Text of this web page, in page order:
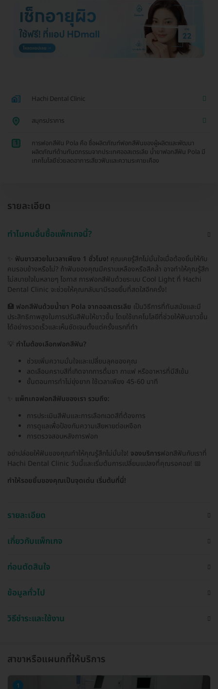
Hachi Dental Clinic
สมุทรปราการ
1
การฟอกสีฟัน Pola คือ ชื่อผลิตภัณฑ์ฟอกสีฟันของผู้ผลิตและพัฒนา
ผลิตภัณฑ์ด้านทันตกรรมจากประเทศออสเตรเลีย น้ำยาฟอกสีฟัน Pola มี
เทคโนโลยีช่วยลดอาการเสียวฟันและความระคายเคือง
รายละเอียด
ทำไมคนอื่นซื้อแพ็กเกจนี้?
ฟันขาวสวยในเวลาเพียง 1 ชั่วโมง! คุณเคยรู้สึกไม่มั่นใจเมื่อต้องยิ้มให้กับ
คนรอบข้างหรือไม่? ถ้าฟันของคุณมีคราบเหลืองหรือสีคล้ำ อาจทำให้คุณรู้สึก
ไม่สบายใจในหลายๆ โอกาส การฟอกสีฟันด้วยระบบ Cool Light ที่ Hachi
Dental Clinic จะช่วยให้คุณกลับมามีรอยยิ้มที่สดใสอีกครั้ง!
🏥 ฟอกสีฟันด้วยน้ำยา Pola จากออสเตรเลีย เป็นวิธีการที่ทันสมัยและมี
ประสิทธิภาพสูงในการปรับสีฟันให้ขาวขึ้น โดยใช้เทคโนโลยีที่ช่วยให้ฟันขาวขึ้น
ได้อย่างรวดเร็วและเห็นชัดเจนตั้งแต่ครั้งแรกที่ทำ
💡 ทำไมต้องเลือกฟอกสีฟัน?
ช่วยเพิ่มความมั่นใจและเปลี่ยนลุคของคุณ
ลดเลือนคราบสีที่เกิดจากการดื่มชา กาแฟ หรืออาหารที่มีสีเข้ม
ขั้นตอนการทำไม่ยุ่งยาก ใช้เวลาเพียง 45-60 นาที
แพ็กเกจฟอกสีฟันของเรา รวมถึง:
การประเมินสีฟันและการเลือกเฉดสีที่ต้องการ
การดูแลเพื่อป้องกันความเสียหายต่อเหงือก
การตรวจสอบหลังการฟอก
อย่าปล่อยให้ฟันของคุณทำให้คุณรู้สึกไม่มั่นใจ! จองบริการฟอกสีฟันกับเราที่
Hachi Dental Clinic วันนี้และเริ่มต้นการเปลี่ยนแปลงที่คุณรอคอย! 📅
ทำให้รอยยิ้มของคุณเป็นจุดเด่น เริ่มต้นที่นี่!
รายละเอียด
เกี่ยวกับแพ็กเกจ
ก่อนตัดสินใจ
ข้อมูลทั่วไป
วิธีชำระและใช้งาน
สาขาหรือแผนกที่ให้บริการ
1